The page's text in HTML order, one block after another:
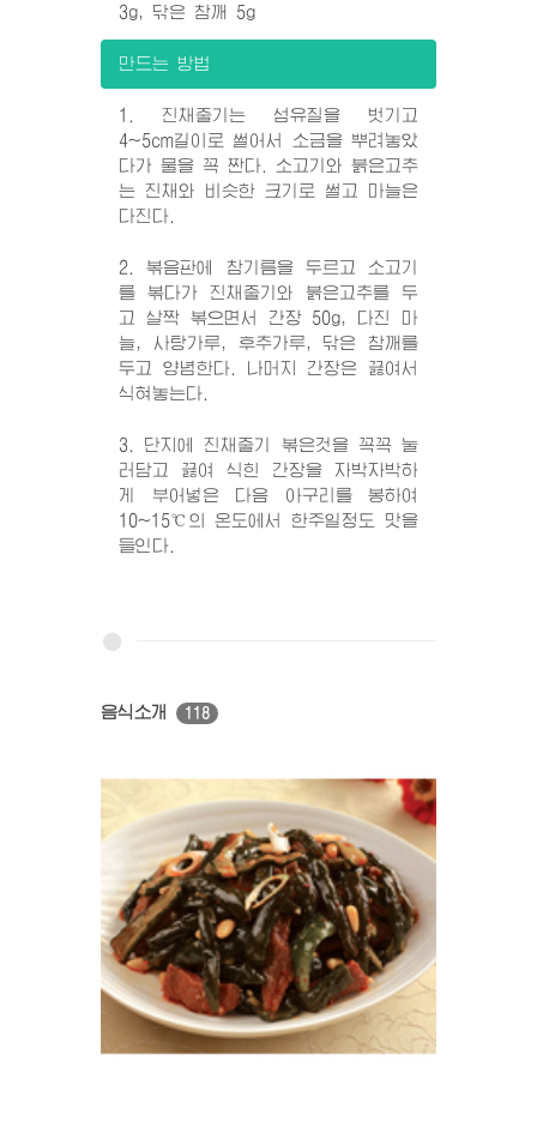
3g, 닦은 참깨 5g
만드는 방법
1. 진채줄기는 섬유질을 벗기고
4~5cm길이로 썰어서 소금을 뿌려놓았
다가 물을 꼭 짠다. 소고기와 붉은고추
는 진채와 비슷한 크기로 썰고 마늘은
다진다.
2. 볶음판에 참기름을 두르고 소고기
를 볶다가 진채줄기와 붉은고추를 두
고 살짝 볶으면서 간장 50g, 다진 마
늘, 사탕가루, 후추가루, 닦은 참깨를
두고 양념한다. 나머지 간장은 끓여서
식혀놓는다.
3. 단지에 진채줄기 볶은것을 꼭꼭 눌
러담고 끓여 식힌 간장을 자박자박하
게 부어넣은 다음 아구리를 봉하여
10~15℃의 온도에서 한주일정도 맛을
들인다.
음식소개 118